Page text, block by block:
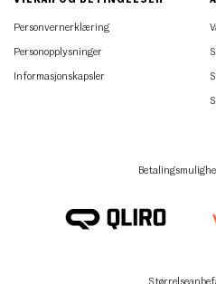
Personvernerklæring
Personopplysninger
Informasjonskapsler